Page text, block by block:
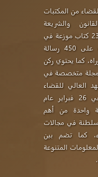
من المكتبات
والشريعة
الإسلامية وتحتوي على 23000 كتاب موزعة في
جميع المجالات كما تحتوي على 450 رسالة
كما يحتوي ركن
العلمية على 280 مجلة متخصصة في
العالي للقضاء
تزامناَ مع افتتاح المعهد في 26 فبراير عام
واحدة من أهم
في مجالات
كما تضم بين
المتنوعة